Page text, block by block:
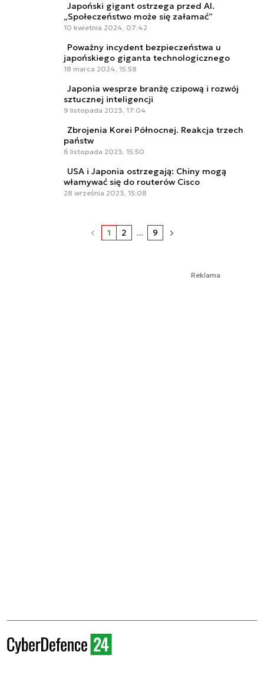
Japoński gigant ostrzega przed AI.
„Społeczeństwo może się załamać”
10 kwietnia 2024, 07:42
Poważny incydent bezpieczeństwa u
japońskiego giganta technologicznego
18 marca 2024, 15:58
Japonia wesprze branżę czipową i rozwój
sztucznej inteligencji
9 listopada 2023, 17:04
Zbrojenia Korei Północnej. Reakcja trzech
państw
6 listopada 2023, 15:50
USA i Japonia ostrzegają: Chiny mogą
włamywać się do routerów Cisco
28 września 2023, 15:08
1 2 ... 9
Reklama